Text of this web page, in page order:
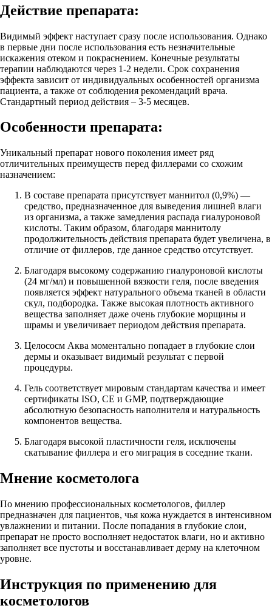
Действие препарата:
Видимый эффект наступает сразу после использования. Однако
в первые дни после использования есть незначительные
искажения отеком и покраснением. Конечные результаты
терапии наблюдаются через 1-2 недели. Срок сохранения
эффекта зависит от индивидуальных особенностей организма
пациента, а также от соблюдения рекомендаций врача.
Стандартный период действия – 3-5 месяцев.
Особенности препарата:
Уникальный препарат нового поколения имеет ряд
отличительных преимуществ перед филлерами со схожим
назначением:
В составе препарата присутствует маннитол (0,9%) —
средство, предназначенное для выведения лишней влаги
из организма, а также замедления распада гиалуроновой
кислоты. Таким образом, благодаря маннитолу
продолжительность действия препарата будет увеличена, в
отличие от филлеров, где данное средство отсутствует.
Благодаря высокому содержанию гиалуроновой кислоты
(24 мг/мл) и повышенной вязкости геля, после введения
появляется эффект натурального объема тканей в области
скул, подбородка. Также высокая плотность активного
вещества заполняет даже очень глубокие морщины и
шрамы и увеличивает периодом действия препарата.
Целососм Аква моментально попадает в глубокие слои
дермы и оказывает видимый результат с первой
процедуры.
Гель соответствует мировым стандартам качества и имеет
сертификаты ISO, CE и GMP, подтверждающие
абсолютную безопасность наполнителя и натуральность
компонентов вещества.
Благодаря высокой пластичности геля, исключены
скатывание филлера и его миграция в соседние ткани.
Мнение косметолога
По мнению профессиональных косметологов, филлер
предназначен для пациентов, чья кожа нуждается в интенсивном
увлажнении и питании. После попадания в глубокие слои,
препарат не просто восполняет недостаток влаги, но и активно
заполняет все пустоты и восстанавливает дерму на клеточном
уровне.
Инструкция по применению для
косметологов